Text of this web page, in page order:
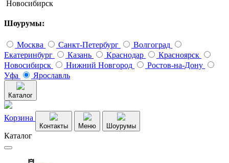
Новосибирск
Шоурумы:
Москва Санкт-Петербург
Волгоград
Екатеринбург
Казань Краснодар
Красноярск
Новосибирск
Нижний Новгород
Ростов-на-Дону
Уфа
Ярославль
Каталог
Корзина
Контакты Меню Шоурумы
Каталог